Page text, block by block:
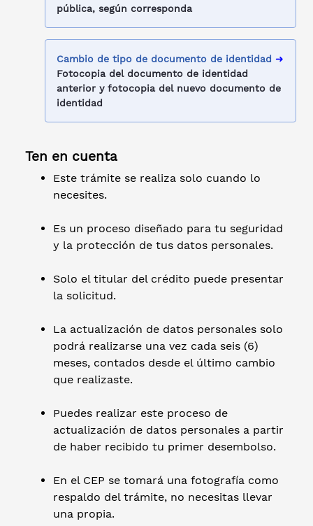
pública, según corresponda
Cambio de tipo de documento de identidad ➜
Fotocopia del documento de identidad
anterior y fotocopia del nuevo documento de
identidad
Ten en cuenta
Este trámite se realiza solo cuando lo
necesites.
Es un proceso diseñado para tu seguridad
y la protección de tus datos personales.
Solo el titular del crédito puede presentar
la solicitud.
La actualización de datos personales solo
podrá realizarse una vez cada seis (6)
meses, contados desde el último cambio
que realizaste.
Puedes realizar este proceso de
actualización de datos personales a partir
de haber recibido tu primer desembolso.
En el CEP se tomará una fotografía como
respaldo del trámite, no necesitas llevar
una propia.